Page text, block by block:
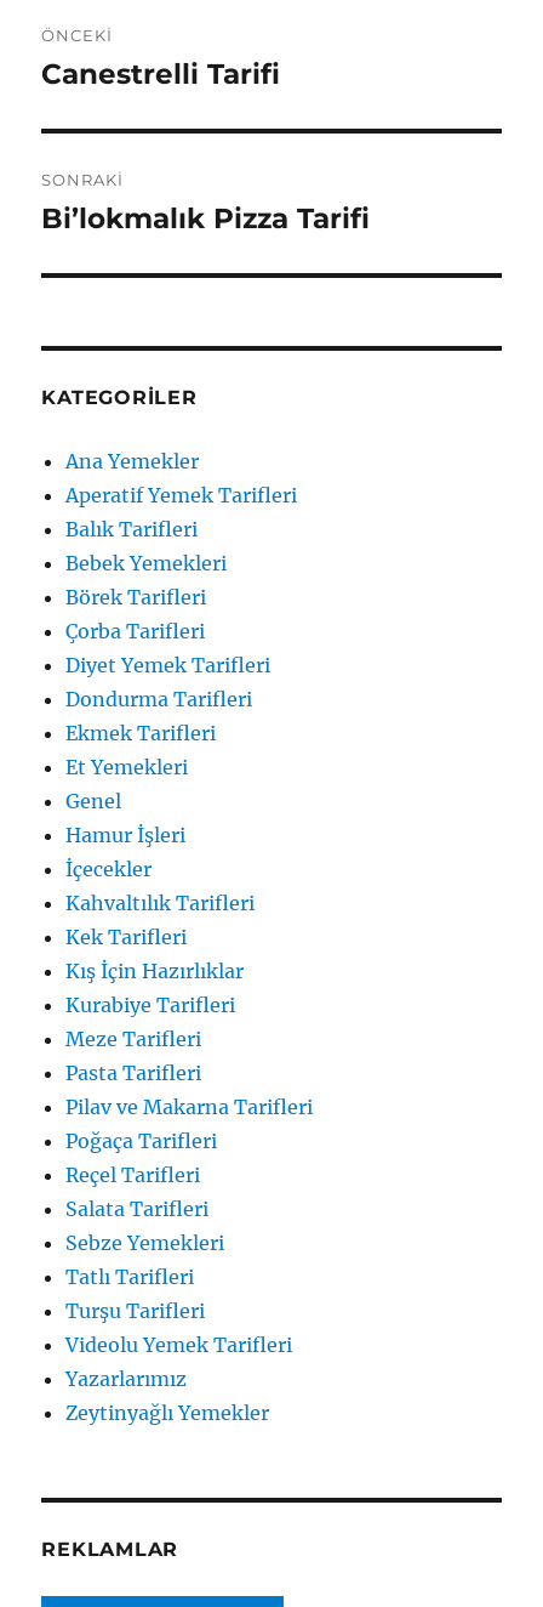
gezinmesi
ÖNCEKI
Önceki
Canestrelli Tarifi
SONRAKI
Sonraki
Bi’lokmalık Pizza Tarifi
KATEGORILER
Ana Yemekler
Aperatif Yemek Tarifleri
Balık Tarifleri
Bebek Yemekleri
Börek Tarifleri
Çorba Tarifleri
Diyet Yemek Tarifleri
Dondurma Tarifleri
Ekmek Tarifleri
Et Yemekleri
Genel
Hamur İşleri
İçecekler
Kahvaltılık Tarifleri
Kek Tarifleri
Kış İçin Hazırlıklar
Kurabiye Tarifleri
Meze Tarifleri
Pasta Tarifleri
Pilav ve Makarna Tarifleri
Poğaça Tarifleri
Reçel Tarifleri
Salata Tarifleri
Sebze Yemekleri
Tatlı Tarifleri
Turşu Tarifleri
Videolu Yemek Tarifleri
Yazarlarımız
Zeytinyağlı Yemekler
REKLAMLAR